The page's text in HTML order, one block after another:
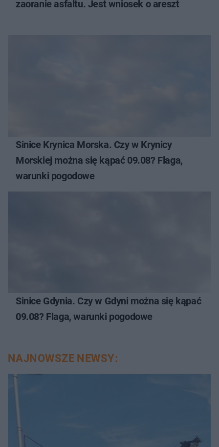
zaoranie asfaltu. Jest wniosek o areszt
Sinice Krynica Morska. Czy w Krynicy
Morskiej można się kąpać 09.08? Flaga,
warunki pogodowe
Sinice Gdynia. Czy w Gdyni można się kąpać
09.08? Flaga, warunki pogodowe
NAJNOWSZE NEWSY: